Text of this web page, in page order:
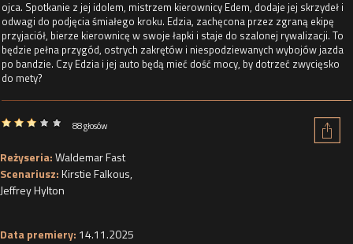
ojca. Spotkanie z jej idolem, mistrzem kierownicy Edem, dodaje jej skrzydeł i
odwagi do podjęcia śmiałego kroku. Edzia, zachęcona przez zgraną ekipę
przyjaciół, bierze kierownicę w swoje łapki i staje do szalonej rywalizacji. To
będzie pełna przygód, ostrych zakrętów i niespodziewanych wybojów jazda
po bandzie. Czy Edzia i jej auto będą mieć dość mocy, by dotrzeć zwycięsko
do mety?
88 głosów
Reżyseria:Waldemar Fast
Scenariusz:Kirstie Falkous,
Jeffrey Hylton
Data premiery: 14.11.2025